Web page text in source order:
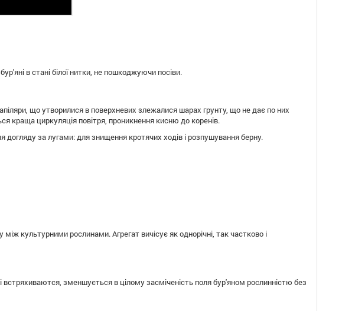
бур'яні встані білої нитки, не пошкоджуючи посіви.
, що утворилися в поверхневих злежалися шарах грунту, що не дає по них
краща циркуляція повітря, проникнення кисню до коренів.
доглядуза лугами:для знищення кротячих ходів і розпушуванняберну.
між культурними рослинами.Агрегат вичісуєяк однорічні, такчастково і
і встряхиваются, зменшується в ціломузасміченість полябур'яном рослинністю без